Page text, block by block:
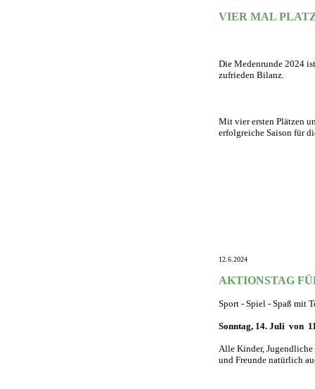
VIER MAL
Die Medenrunde 2024
zufrieden Bilanz.
Mit vier ersten Plätzen
erfolgreiche Saison für
12.6.2024
AKTIONSTAG
Sport - Spiel - Spaß mit
Sonntag, 14. Juli von
Alle Kinder,
und Freunde natürlich